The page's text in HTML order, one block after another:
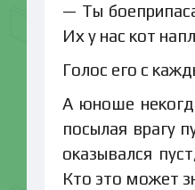
— Ты
Их у нас кот
Голос его с
А юноше
посылая врагу
оказывался
Кто это может